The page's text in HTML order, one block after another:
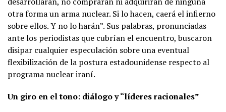
otra forma un arma nuclear. Si lo hacen, caerá el infierno
sobre ellos. Y no lo harán”. Sus palabras, pronunciadas
ante los periodistas que cubrían el encuentro, buscaron
disipar cualquier especulación sobre una eventual
flexibilización de la postura estadounidense respecto al
programa nuclear iraní.
Un giro en el tono: diálogo y “líderes racionales”